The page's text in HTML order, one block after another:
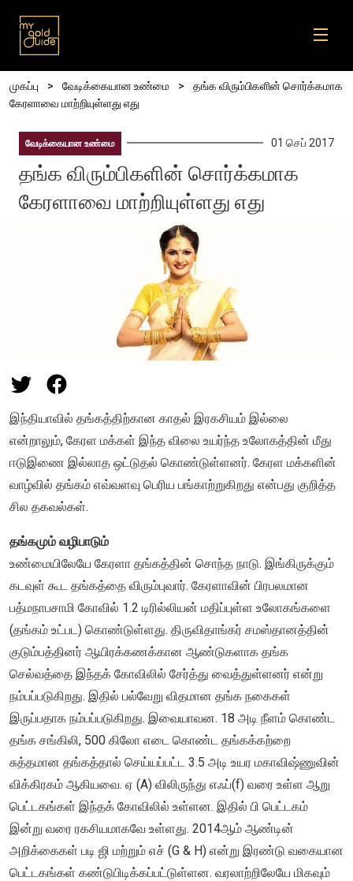
Breadcrumb
முகப்பு வேடிக்கையான உண்மை
தங்க விரும்பிகளின் சொர்க்கமாக
கேரளாவை மாற்றியுள்ளது எது
வேடிக்கையான உண்மை 01 செப் 2017
தங்க விரும்பிகளின் சொர்க்கமாக
கேரளாவை மாற்றியுள்ளது எது
இந்தியாவில் தங்கத்திற்கான காதல் இரகசியம் இல்லை
என்றாலும், கேரள மக்கள் இந்த விலை உயர்ந்த உலோகத்தின் மீது
ஈடுஇணை இல்லாத ஒட்டுதல் கொண்டுள்ளனர். கேரள மக்களின்
வாழ்வில் தங்கம் எவ்வளவு பெரிய பங்காற்றுகிறது என்பது குறித்த
சில தகவல்கள்.
தங்கமும் வழிபாடும்
உண்மையிலேயே கேரளா தங்கத்தின் சொந்த நாடு. இங்கிருக்கும்
கடவுள் கூட தங்கத்தை விரும்புவார். கேரளாவின் பிரபலமான
பத்மநாபசாமி கோவில் 1.2 டிரில்லியன் மதிப்புள்ள உலோகங்களை
(தங்கம் உட்பட) கொண்டுள்ளது. திருவிதாங்கர் சமஸ்தானத்தின்
குடும்பத்தினர் ஆயிரக்கணக்கான ஆண்டுகளாக தங்க
செல்வத்தை இந்தக் கோவிலில் சேர்த்து வைத்துள்ளனர் என்று
நம்பப்படுகிறது. இதில் பல்வேறு விதமான தங்க நகைகள்
இருப்பதாக நம்பப்படுகிறது. இவையாவன. 18 அடி நீளம் கொண்ட
தங்க சங்கிலி, 500 கிலோ எடை கொண்ட தங்கக்கற்றை
சுத்தமான தங்கத்தால் செய்யப்பட்ட 3.5 அடி உயர மகாவிஷ்ணுவின்
விக்கிரகம் ஆகியவை. ஏ (A) விலிருந்து எஃப்(f) வரை உள்ள ஆறு
பெட்டகங்கள் இந்தக் கோவிலில் உள்ளன. இதில் பி பெட்டகம்
இன்று வரை ரகசியமாகவே உள்ளது. 2014ஆம் ஆண்டின்
அறிக்கைகள் படி ஜி மற்றும் எச் (G & H) என்று இரண்டு வகையான
பெட்டகங்கள் கண்டுபிடிக்கப்பட்டுள்ளன. வரலாற்றிலேயே மிகவும்